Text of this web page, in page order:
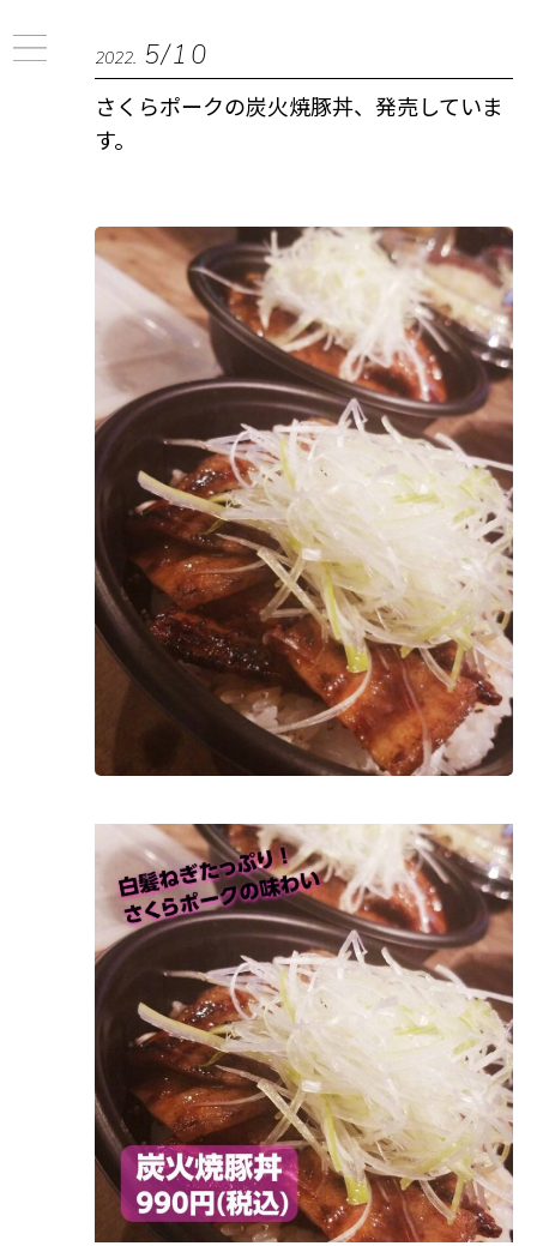
2022. 5/10
さくらポークの炭火焼豚丼、発売していま
す。